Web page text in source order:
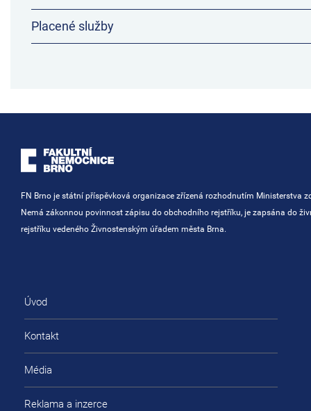
Placené služby
FN Brno je státní příspěvková organizace zřízená rozhodnutím Ministerstva
Nemá zákonnou povinnost zápisu do obchodního rejstříku, je zapsána do
rejstříku vedeného Živnostenským úřadem města Brna.
Úvod
Kontakt
Média
Reklama a inzerce